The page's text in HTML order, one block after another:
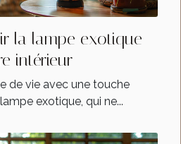
la lampe exotique
intérieur
de vie avec une touche
exotique, qui ne...